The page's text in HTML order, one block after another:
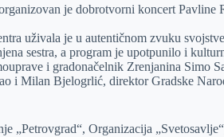
je dobrotvorni koncert Pavline
uživala je u autentičnom zvuku
sestra, a program je upotpunilo i
i gradonačelnik Zrenjanina Simo
i Milan Bjelogrlić, direktor Gradske
„Petrovgrad“, Organizacija